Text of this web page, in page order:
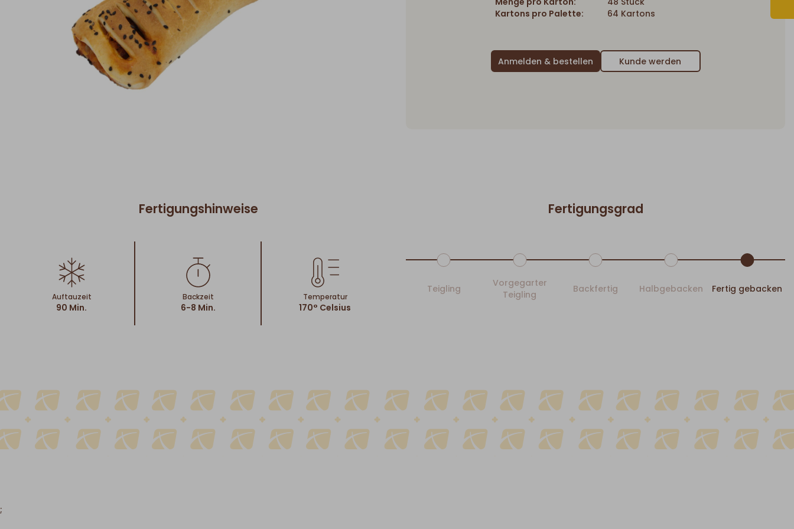
Kartons pro Palette:
64 Kartons
Kunde werden
Fertigungshinweise
Auftauzeit
90 Min.
Backzeit
6-8 Min.
Temperatur
170° Celsius
Fertigungsgrad
Teigling
Vorgegarter
Teigling
Backfertig Halbgebacken Fertig gebacken
;